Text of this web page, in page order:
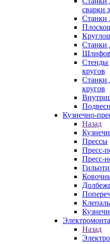
сварки
Станки
Станки
Стенды
кругов
Станки
кругов
Кузнечно-
Назад
Прессы
Пресс-
Пресс-
Назад